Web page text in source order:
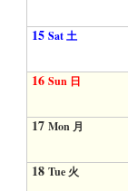
15 Sat 土
16 Sun 日
17 Mon 月
18 Tue 火